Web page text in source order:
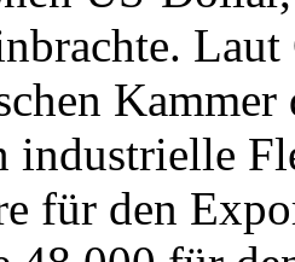
industrielle
für den